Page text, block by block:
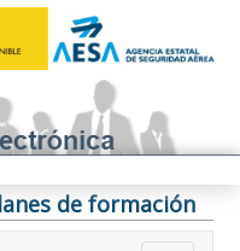
de formación